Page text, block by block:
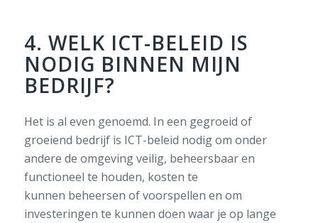
4. WELK ICT-BELEID IS
NODIG BINNEN MIJN
BEDRIJF?
Het is al even genoemd. In een gegroeid of
groeiend bedrijf is ICT-beleid nodig om onder
andere de omgevingveilig, beheersbaaren
functioneel te houden, kosten te
kunnen beheersen ofvoorspellen en om
investeringen te kunnen doen waar je op lange